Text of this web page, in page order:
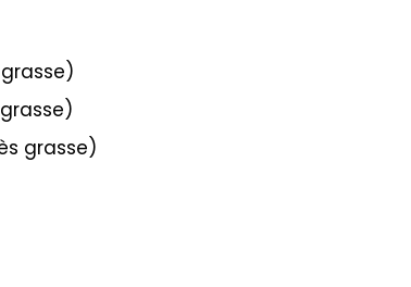
grasse)